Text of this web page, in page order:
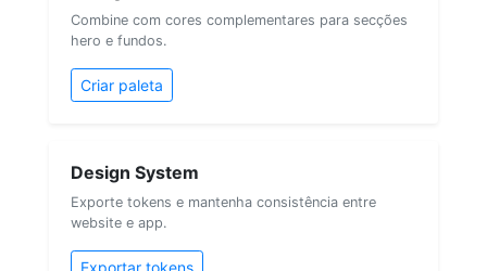
Combine com cores complementares para secções
hero e fundos.
Criar paleta
Design System
Exporte tokens e mantenha consistência entre
website e app.
Exportar tokens